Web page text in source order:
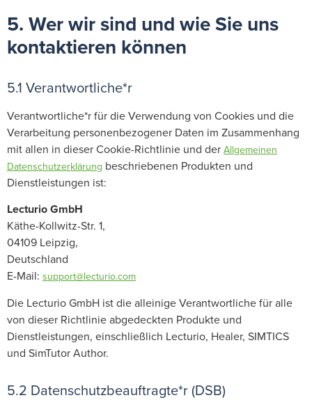
5. Wer wir sind und wie Sie uns
kontaktieren können
5.1 Verantwortliche*r
Verantwortliche*r für die Verwendung von Cookies und die
Verarbeitung personenbezogener Daten im Zusammenhang
mit allen in dieser Cookie-Richtlinie und der Allgemeinen
Datenschutzerklärung beschriebenen Produkten und
Dienstleistungen ist:
Lecturio GmbH
Käthe-Kollwitz-Str. 1,
04109 Leipzig,
Deutschland
E-Mail: support@lecturio.com
Die Lecturio GmbH ist die alleinige Verantwortliche für alle
von dieser Richtlinie abgedeckten Produkte und
Dienstleistungen, einschließlich Lecturio, Healer, SIMTICS
und SimTutor Author.
5.2 Datenschutzbeauftragte*r (DSB)